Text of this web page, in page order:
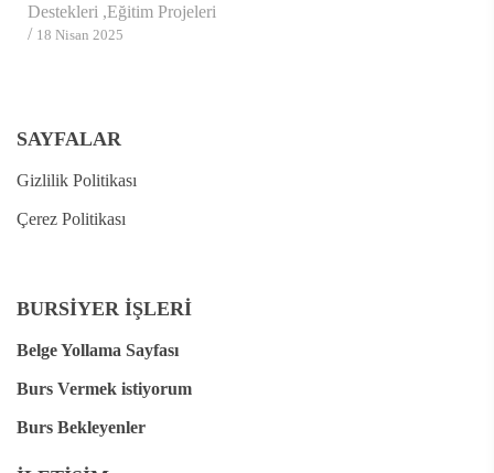
Destekleri ,Eğitim Projeleri
/ 18 Nisan 2025
SAYFALAR
Gizlilik Politikası
Çerez Politikası
BURSİYER İŞLERİ
Belge Yollama Sayfası
Burs Vermek istiyorum
Burs Bekleyenler